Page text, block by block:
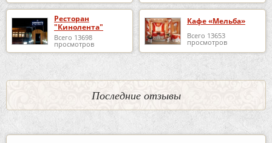
Ресторан
"Кинолента"
Всего 13698
просмотров
Кафе «Мельба»
Всего 13653
просмотров
Последние отзывы